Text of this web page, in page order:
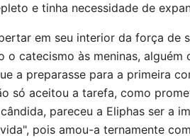
e tinha necessidade de
em seu interior da força de
catecismo às meninas,
a preparasse para a primeira
só aceitou a tarefa, como
pareceu a Eliphas ser a
pois amou-a ternamente